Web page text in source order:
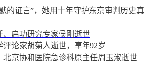
的证言”，她用十年守护东京审判历史真
、启功研究专家侯刚逝世
评论家胡菊人逝世，享年92岁
北京协和医院急诊科原主任周玉淑逝世